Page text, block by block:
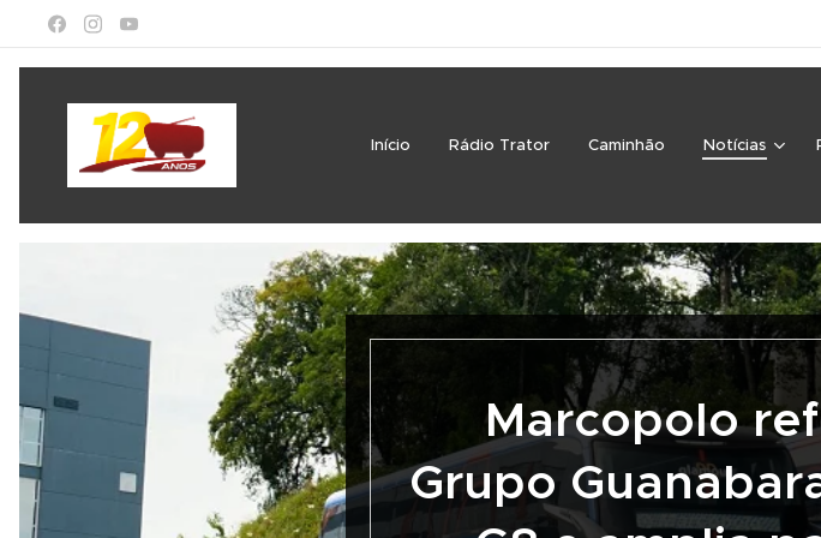
Início Rádio Trator Caminhão Notícias
Marcopolo
Grupo